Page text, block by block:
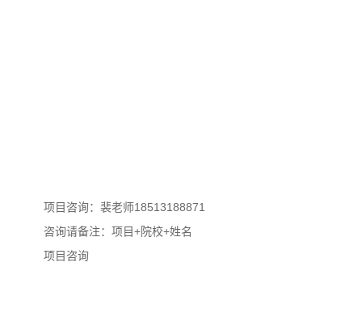
项目咨询：裴老师18513188871
咨询请备注：项目+院校+姓名
项目咨询